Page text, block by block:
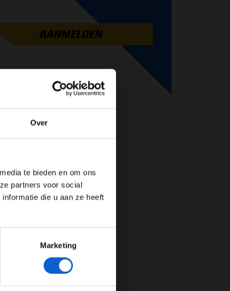
Over
te bieden en om ons
partners voor social
die u aan ze heeft
Marketing
AANMELDEN